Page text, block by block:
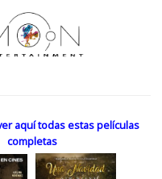
aquí todas estas películas
completas